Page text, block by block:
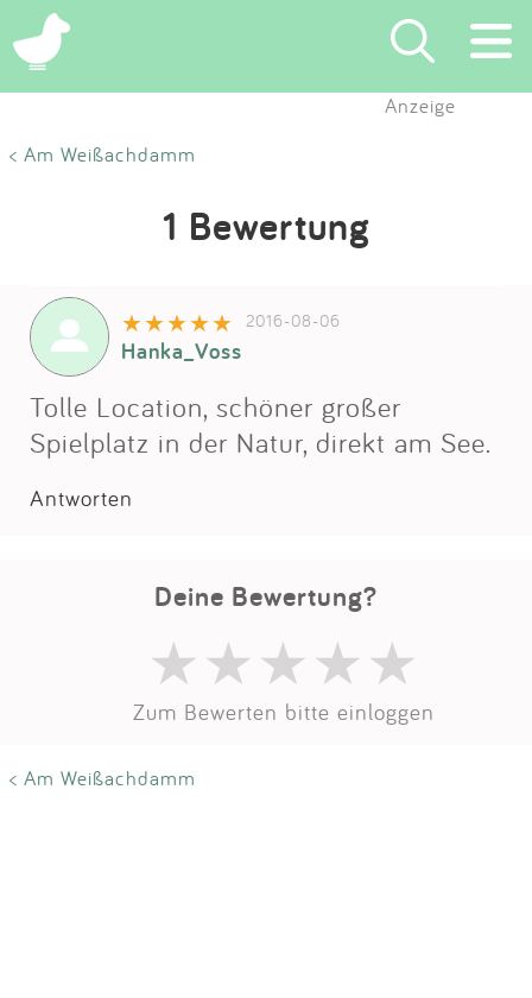
Eintragen
Partner
Kontakt
Anzeige
< Am Weißachdamm
1 Bewertung
2016-08-06
Hanka_Voss
Tolle Location, schöner großer
Spielplatz in der Natur, direkt am See.
Antworten
Deine Bewertung?
Zum Bewerten bitte einloggen
< Am Weißachdamm